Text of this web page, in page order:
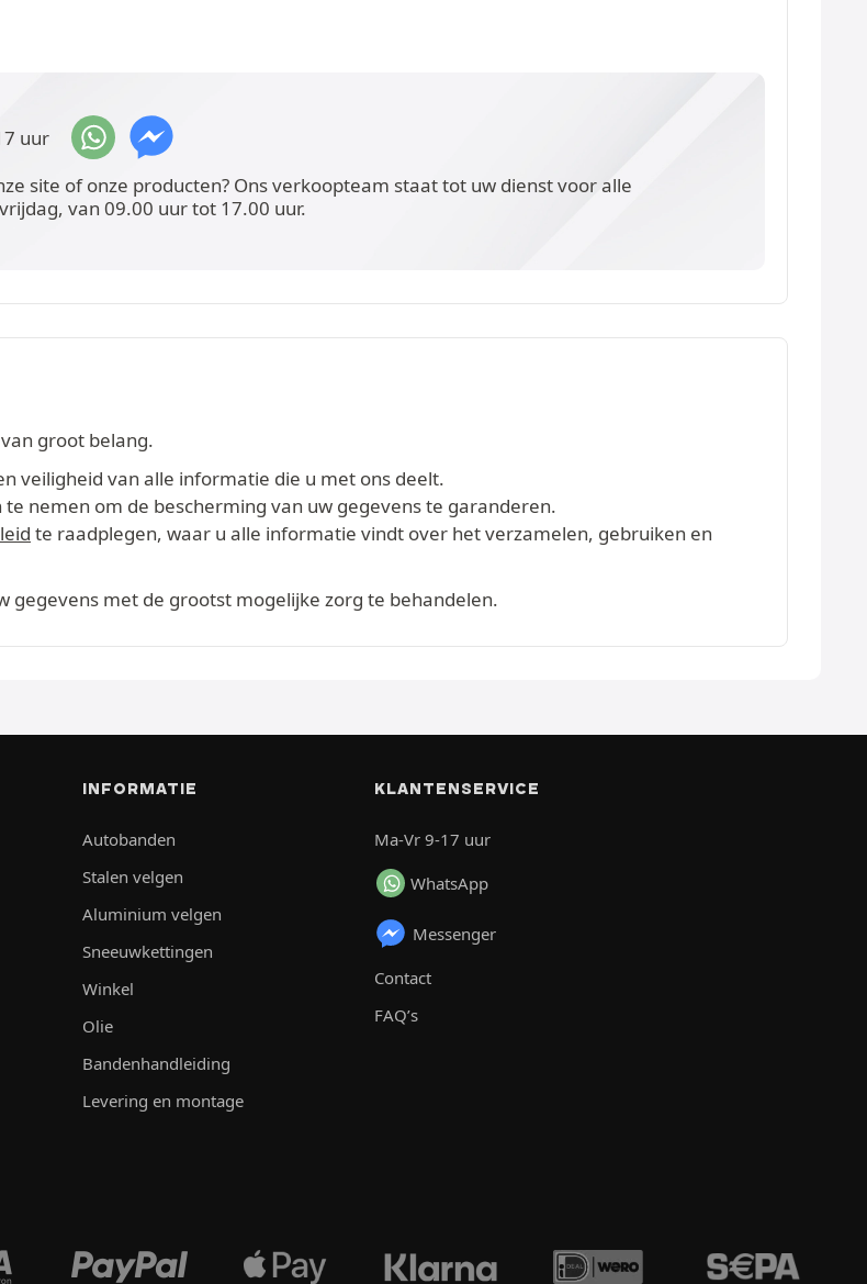
uur
site of onze producten? Ons verkoopteam staat tot uw dienst voor alle
van 09.00 uur tot 17.00 uur.
groot belang.
veiligheid van alle informatie die u met ons deelt.
nemen om de bescherming van uw gegevens te garanderen.
te raadplegen, waar u alle informatie vindt over het verzamelen, gebruiken en
gegevens met de grootst mogelijke zorg te behandelen.
INFORMATIE
Autobanden
Stalen velgen
Aluminium velgen
Sneeuwkettingen
Winkel
Olie
Bandenhandleiding
Levering en montage
KLANTENSERVICE
Ma-Vr 9-17 uur
WhatsApp
Messenger
Contact
FAQ’s